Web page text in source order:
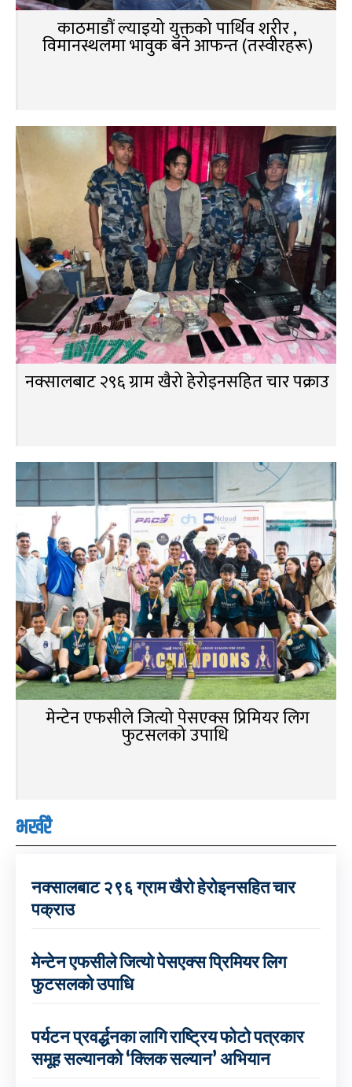
काठमाडौं ल्याइयो युक्तको पार्थिव शरीर ,
विमानस्थलमा भावुक बने आफन्त (तस्वीरहरू)
नक्सालबाट २९६ ग्राम खैरो हेरोइनसहित चार पक्राउ
मेन्टेन एफसीले जित्यो पेसएक्स प्रिमियर लिग
फुटसलको उपाधि
भर्खरै
नक्सालबाट २९६ ग्राम खैरो हेरोइनसहित चार
पक्राउ
मेन्टेन एफसीले जित्यो पेसएक्स प्रिमियर लिग
फुटसलको उपाधि
पर्यटन प्रवर्द्धनका लागि राष्ट्रिय फोटो पत्रकार
समूह सल्यानको ‘क्लिक सल्यान’ अभियान